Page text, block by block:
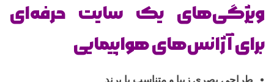
ویژگی‌های یک سایت حرفه‌ای
برای آژانس‌های هواپیمایی